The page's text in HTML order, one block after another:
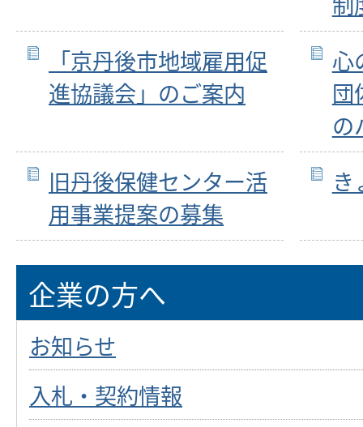
「京丹後市地域雇用促
進協議会」のご案内
心
団
の
旧丹後保健センター活
用事業提案の募集
企業の方へ
お知らせ
入札・契約情報